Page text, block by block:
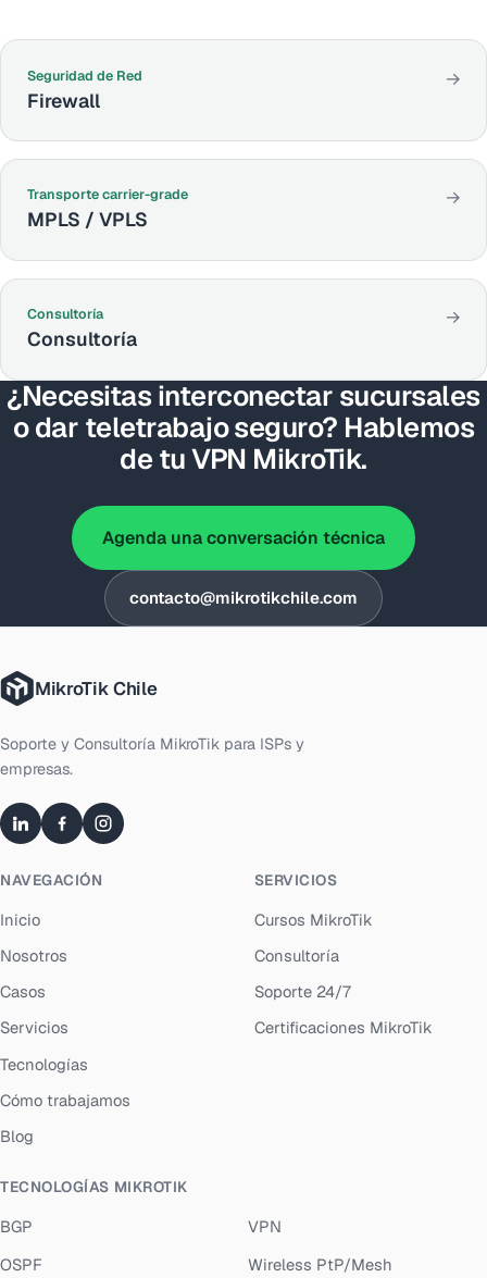
Seguridad de Red
Firewall
→
Transporte carrier-grade
MPLS / VPLS
→
Consultoría
Consultoría
→
¿Necesitas interconectar sucursales
o dar teletrabajo seguro? Hablemos
de tu VPN MikroTik.
Agenda una conversación técnica
contacto@mikrotikchile.com
MikroTik Chile
Soporte y Consultoría MikroTik para ISPs y
empresas.
NAVEGACIÓN
Inicio
Nosotros
Casos
Servicios
Tecnologías
Cómo trabajamos
Blog
SERVICIOS
Cursos MikroTik
Consultoría
Soporte 24/7
Certificaciones MikroTik
TECNOLOGÍAS MIKROTIK
BGP
OSPF
VPN
Wireless PtP/Mesh